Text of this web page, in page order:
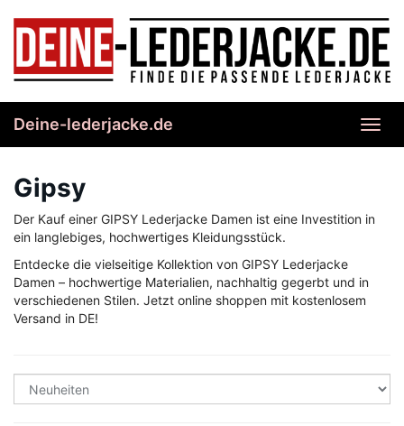
content
Deine-lederjacke.de
Gipsy
Der Kauf einer GIPSY Lederjacke Damen ist eine Investition in
ein langlebiges, hochwertiges Kleidungsstück.
Entdecke die vielseitige Kollektion von GIPSY Lederjacke
Damen – hochwertige Materialien, nachhaltig gegerbt und in
verschiedenen Stilen. Jetzt online shoppen mit kostenlosem
Versand in DE!